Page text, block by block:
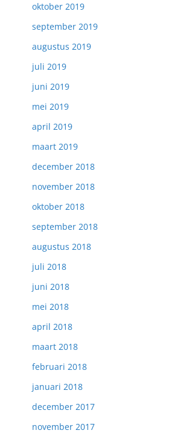
oktober 2019
september 2019
augustus 2019
juli 2019
juni 2019
mei 2019
april 2019
maart 2019
december 2018
november 2018
oktober 2018
september 2018
augustus 2018
juli 2018
juni 2018
mei 2018
april 2018
maart 2018
februari 2018
januari 2018
december 2017
november 2017